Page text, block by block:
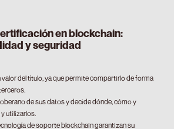
en blockchain:
y seguridad
valor del título, ya que permite compartirlo de forma
de sus datos y decide dónde, cómo y
utilizarlos.
de soporte blockchain garantizan su